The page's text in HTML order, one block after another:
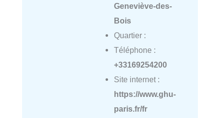
Geneviève-des-
Bois
Quartier :
Téléphone :
+33169254200
Site internet :
https://www.ghu-
paris.fr/fr